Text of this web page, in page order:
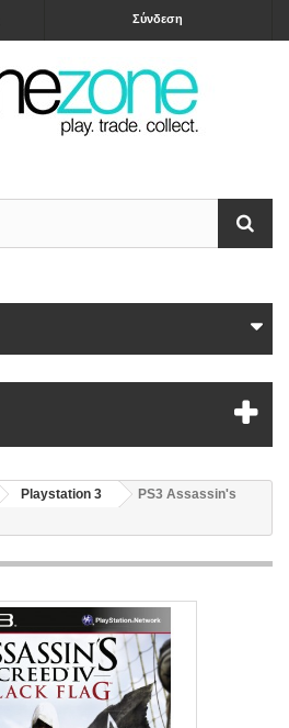
Σύνδεση
Playstation 3
PS3 Assassin's